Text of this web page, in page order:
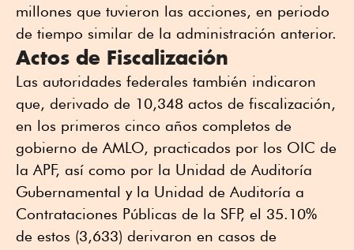
millones que tuvieron las acciones, en periodo
de tiempo similar de la administración anterior.
Actos de Fiscalización
Las autoridades federales también indicaron
que, derivado de 10,348 actos de fiscalización,
en los primeros cinco años completos de
gobierno de AMLO, practicados por los OIC de
la APF, así como por la Unidad de Auditoría
Gubernamental y la Unidad de Auditoría a
Contrataciones Públicas de la SFP, el 35.10%
de estos (3,633) derivaron en casos de